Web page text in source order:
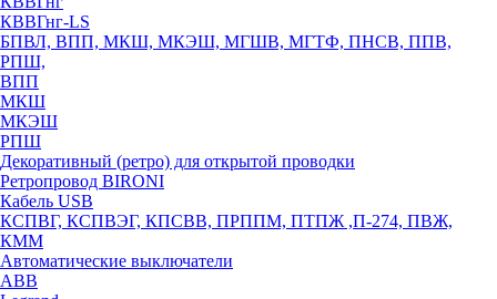
КВВГнг-LS
БПВЛ, ВПП, МКШ, МКЭШ, МГШВ, МГТФ, ПНСВ, ППВ,
РПШ,
ВПП
МКШ
МКЭШ
РПШ
Декоративный (ретро) для открытой проводки
Ретропровод BIRONI
Кабель USB
КСПВГ, КСПВЭГ, КПСВВ, ПРППМ, ПТПЖ ,П-274, ПВЖ,
КММ
Автоматические выключатели
ABB